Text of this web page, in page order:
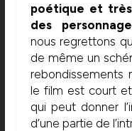
poétique et
des
nous regrettons
de même un
rebondissements
le film est court
qui peut donner
d’une partie de